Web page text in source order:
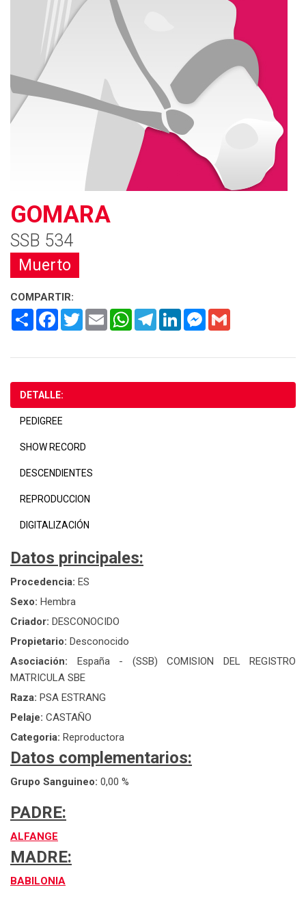
GOMARA
SSB 534
Muerto
COMPARTIR:
Share FacebookTwitterEmail WhatsAppTelegramLinkedInMessenger
DETALLE:
PEDIGREE
SHOW RECORD
DESCENDIENTES
REPRODUCCION
DIGITALIZACIÓN
Datos principales:
Procedencia: ES
Sexo: Hembra
Criador: DESCONOCIDO
Propietario: Desconocido
Asociación: España - (SSB) COMISION DEL REGISTRO
MATRICULA SBE
Raza: PSA ESTRANG
Pelaje: CASTAÑO
Categoria: Reproductora
Datos complementarios:
Grupo Sanguineo: 0,00 %
PADRE:
ALFANGE
MADRE:
BABILONIA